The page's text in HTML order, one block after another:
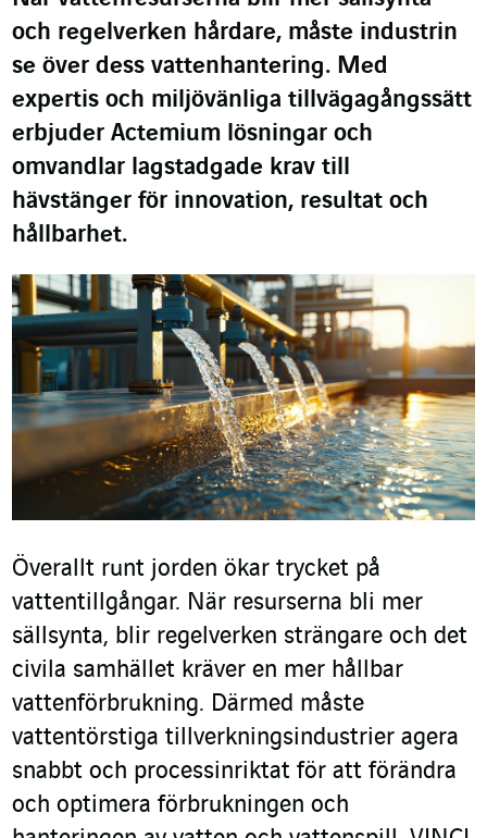
och regelverken hårdare, måste industrin
se över dess vattenhantering. Med
expertis och miljövänliga tillvägagångssätt
erbjuder Actemium lösningar och
omvandlar lagstadgade krav till
hävstänger för innovation, resultat och
hållbarhet.
Överallt runt jorden ökar trycket på
vattentillgångar. När resurserna bli mer
sällsynta, blir regelverken strängare och det
civila samhället kräver en mer hållbar
vattenförbrukning. Därmed måste
vattentörstiga tillverkningsindustrier agera
snabbt och processinriktat för att förändra
och optimera förbrukningen och